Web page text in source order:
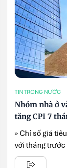
TIN TRONG NƯỚC
Nhóm nhà ở
tăng CPI 7
» Chỉ số giá
với tháng trước